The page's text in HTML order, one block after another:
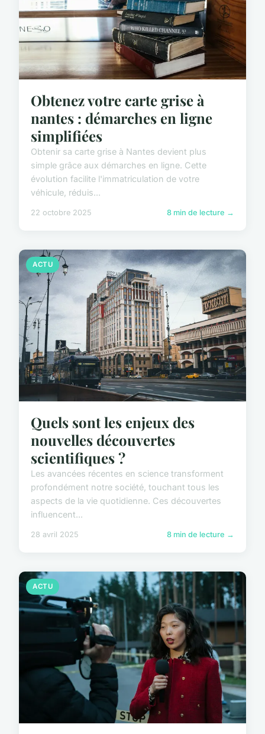
Obtenez votre carte grise à
nantes : démarches en ligne
simplifiées
Obtenir sa carte grise à Nantes devient plus
simple grâce aux démarches en ligne. Cette
évolution facilite l'immatriculation de votre
véhicule, réduis...
22 octobre 2025 8 min de lecture →
ACTU
Quels sont les enjeux des
nouvelles découvertes
scientifiques ?
Les avancées récentes en science transforment
profondément notre société, touchant tous les
aspects de la vie quotidienne. Ces découvertes
influencent...
28 avril 2025 8 min de lecture →
ACTU